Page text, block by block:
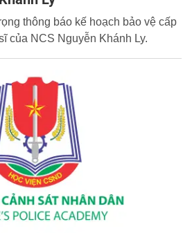
thông báo kế hoạch bảo vệ cấp
của NCS Nguyễn Khánh Ly.